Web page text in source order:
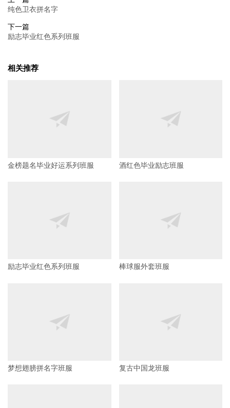
纯色卫衣拼名字
下一篇
励志毕业红色系列班服
相关推荐
金榜题名毕业好运系列班服 酒红色毕业励志班服
励志毕业红色系列班服 棒球服外套班服
梦想翅膀拼名字班服 复古中国龙班服